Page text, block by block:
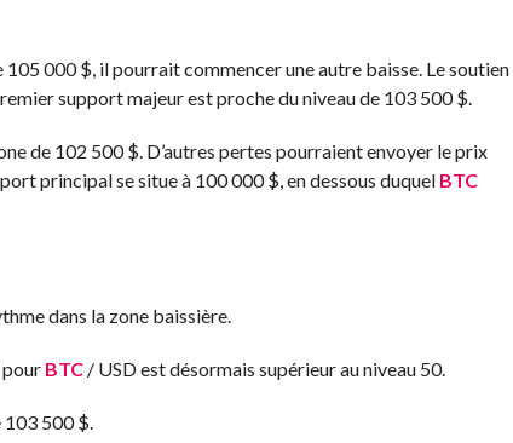
105 000 $, il pourrait commencer une autre baisse. Le soutien
support majeur est proche du niveau de 103 500 $.
de 102 500 $. D’autres pertes pourraient envoyer le prix
principal se situe à 100 000 $, en dessous duquel BTC
dans la zone baissière.
pour BTC/ USD est désormais supérieur au niveau 50.
103 500 $.